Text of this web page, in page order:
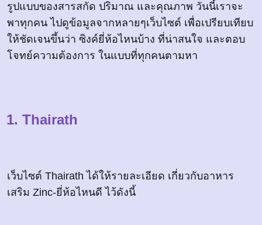
รูปแบบของสารสกัด ปริมาณ และคุณภาพ วันนี้เราจะ
พาทุกคน ไปดูข้อมูลจากหลายๆเว็บไซต์ เพื่อเปรียบเทียบ
ให้ชัดเจนขึ้นว่า ซิงค์ยี่ห้อไหนบ้าง ที่น่าสนใจ และตอบ
โจทย์ความต้องการ ในแบบที่ทุกคนตามหา
1. Thairath
เว็บไซต์ Thairath ได้ให้รายละเอียด เกี่ยวกับอาหาร
เสริม Zinc-ยี่ห้อไหนดี ไว้ดังนี้